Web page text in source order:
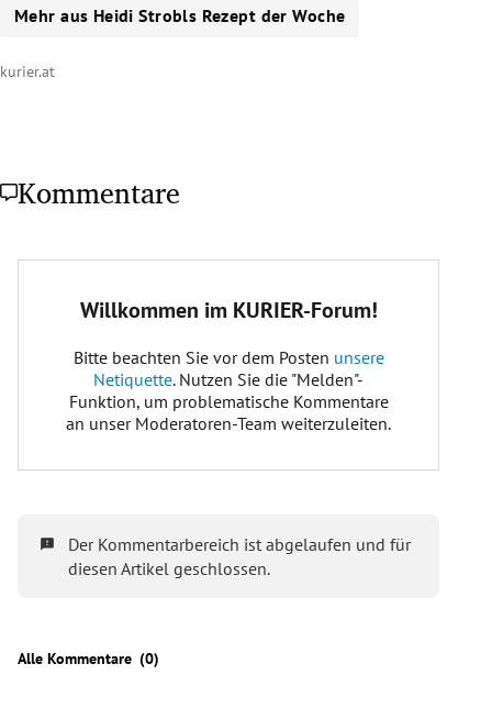
Mehr aus Heidi Strobls Rezept der Woche
kurier.at
Kommentare